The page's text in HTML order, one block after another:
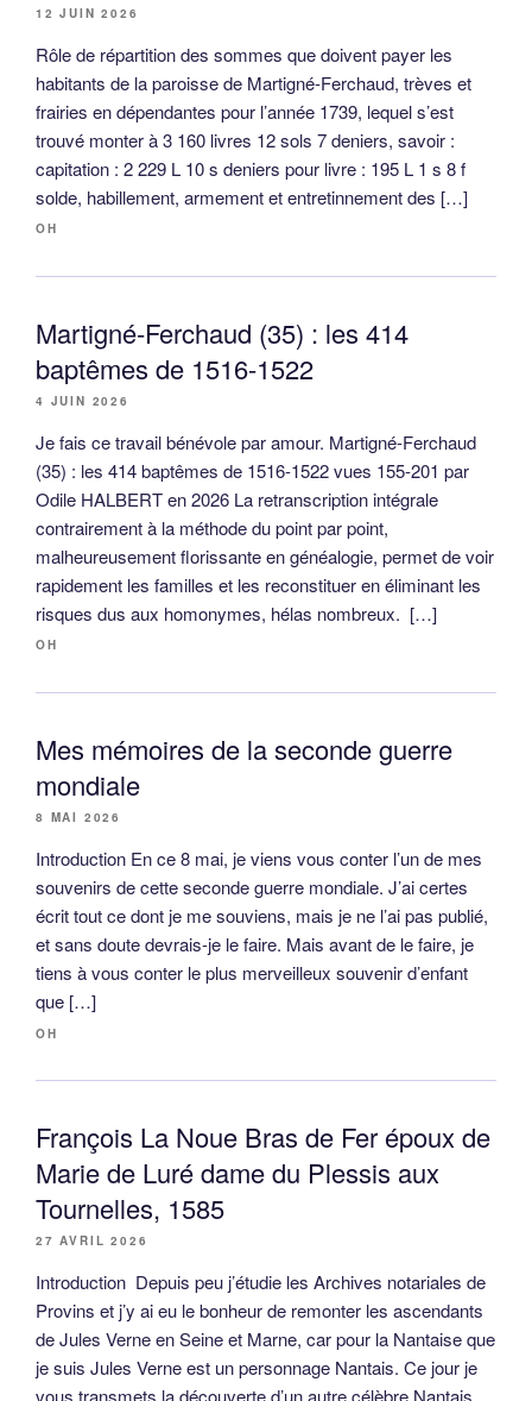
12 JUIN 2026
Rôle de répartition des sommes que doivent payer les
habitants de la paroisse de Martigné-Ferchaud, trèves et
frairies en dépendantes pour l’année 1739, lequel s’est
trouvé monter à 3 160 livres 12 sols 7 deniers, savoir :
capitation : 2 229 L 10 s deniers pour livre : 195 L 1 s 8 f
solde, habillement, armement et entretinnement des […]
OH
Martigné-Ferchaud (35) : les 414
baptêmes de 1516-1522
4 JUIN 2026
Je fais ce travail bénévole par amour. Martigné-Ferchaud
(35) : les 414 baptêmes de 1516-1522 vues 155-201 par
Odile HALBERT en 2026 La retranscription intégrale
contrairement à la méthode du point par point,
malheureusement florissante en généalogie, permet de voir
rapidement les familles et les reconstituer en éliminant les
risques dus aux homonymes, hélas nombreux. […]
OH
Mes mémoires de la seconde guerre
mondiale
8 MAI 2026
Introduction En ce 8 mai, je viens vous conter l’un de mes
souvenirs de cette seconde guerre mondiale. J’ai certes
écrit tout ce dont je me souviens, mais je ne l’ai pas publié,
et sans doute devrais-je le faire. Mais avant de le faire, je
tiens à vous conter le plus merveilleux souvenir d’enfant
que […]
OH
François La Noue Bras de Fer époux de
Marie de Luré dame du Plessis aux
Tournelles, 1585
27 AVRIL 2026
Introduction Depuis peu j’étudie les Archives notariales de
Provins et j’y ai eu le bonheur de remonter les ascendants
de Jules Verne en Seine et Marne, car pour la Nantaise que
je suis Jules Verne est un personnage Nantais. Ce jour je
vous transmets la découverte d’un autre célèbre Nantais